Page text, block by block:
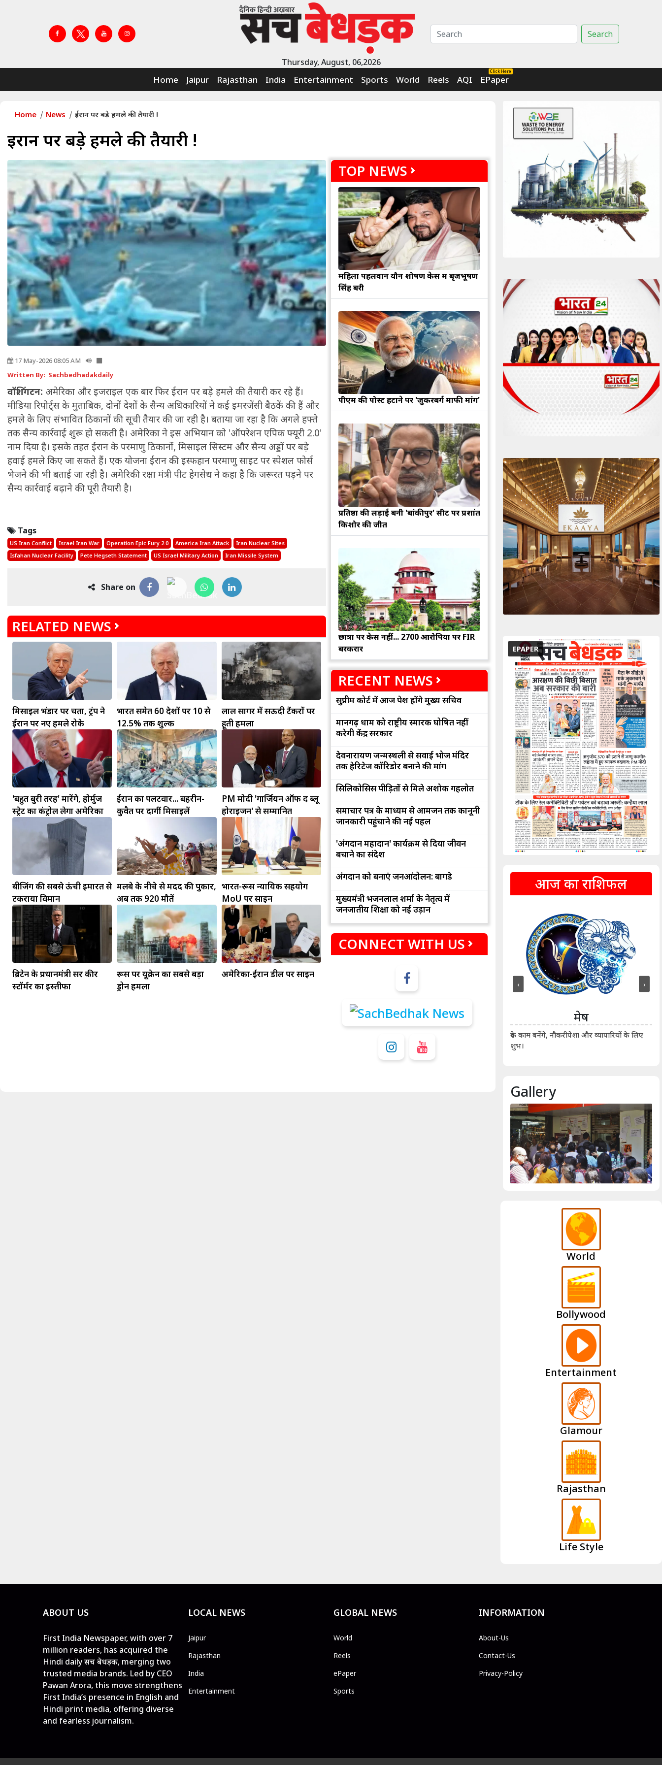
Thursday, August, 06,2026
Search
Home Jaipur Rajasthan India Entertainment Sports World Reels AQI
Click Here
EPaper
Home News ईरान पर बड़े हमले की तैयारी !
ईरान पर बड़े हमले की तैयारी !
17 May-2026 08:05 AM
Written By: Sachbedhadakdaily
वॉशिंगटन: अमेरिका और इजराइल एक बार फिर ईरान पर बड़े हमले की तैयारी कर रहे हैं।
मीडिया रिपोर्ट्स के मुताबिक, दोनों देशों के सैन्य अधिकारियों ने कई इमरजेंसी बैठकें की हैं और
हमले के लिए संभावित ठिकानों की सूची तैयार की जा रही है। बताया जा रहा है कि अगले हफ्ते
तक सैन्य कार्रवाई शुरू हो सकती है। अमेरिका ने इस अभियान को 'ऑपरेशन एपिक फ्यूरी 2.0'
नाम दिया है। इसके तहत ईरान के परमाणु ठिकानों, मिसाइल सिस्टम और सैन्य अड्डों पर बड़े
हवाई हमले किए जा सकते हैं। एक योजना ईरान की इस्फहान परमाणु साइट पर स्पेशल फोर्स
भेजने की भी बताई जा रही है। अमेरिकी रक्षा मंत्री पीट हेगसेथ ने कहा है कि जरूरत पड़ने पर
सैन्य कार्रवाई बढ़ाने की पूरी तैयारी है।
Tags
US Iran Conflict Israel Iran War Operation Epic Fury 2.0 America Iran Attack
Iran Nuclear Sites
Isfahan Nuclear Facility
Pete Hegseth Statement US Israel Military Action Iran Missile System
Share on
RELATED NEWS
मिसाइल भंडार पर चिंता, ट्रंप ने
ईरान पर नए हमले रोके
भारत समेत 60 देशों पर 10 से
12.5% तक शुल्क
लाल सागर में सऊदी टैंकरों पर
हूती हमला
'बहुत बुरी तरह' मारेंगे, होर्मुज
स्ट्रेट का कंट्रोल लेगा अमेरिका
ईरान का पलटवार... बहरीन-
कुवैत पर दागीं मिसाइलें
PM मोदी 'गार्जियन ऑफ द ब्लू
होराइजन' से सम्मानित
बीजिंग की सबसे ऊंची इमारत से
टकराया विमान
मलबे के नीचे से मदद की पुकार,
अब तक 920 मौतें
भारत-रूस न्यायिक सहयोग
MoU पर साइन
ब्रिटेन के प्रधानमंत्री सर कीर
स्टॉर्मर का इस्तीफा
रूस पर यूक्रेन का सबसे बड़ा
ड्रोन हमला
अमेरिका-ईरान डील पर साइन
TOP NEWS
महिला पहलवान यौन शोषण केस में बृजभूषण
सिंह बरी
पीएम की पोस्ट हटाने पर 'जुकरबर्ग माफी मांगें'
प्रतिष्ठा की लड़ाई बनी 'बांकीपुर' सीट पर प्रशांत
किशोर की जीत
छात्रों पर केस नहीं... 2700 आरोपियों पर FIR
बरकरार
RECENT NEWS
सुप्रीम कोर्ट में आज पेश होंगे मुख्य सचिव
मानगढ़ धाम को राष्ट्रीय स्मारक घोषित नहीं
करेगी केंद्र सरकार
देवनारायण जन्मस्थली से सवाई भोज मंदिर
तक हेरिटेज कॉरिडोर बनाने की मांग
सिलिकोसिस पीड़ितों से मिले अशोक गहलोत
समाचार पत्र के माध्यम से आमजन तक कानूनी
जानकारी पहुंचाने की नई पहल
'अंगदान महादान' कार्यक्रम से दिया जीवन
बचाने का संदेश
अंगदान को बनाएं जनआंदोलन: बागडे
मुख्यमंत्री भजनलाल शर्मा के नेतृत्व में
जनजातीय शिक्षा को नई उड़ान
CONNECT WITH US
EPAPER
आज का राशिफल
धनलाभ के अवसरों में वृद्धि के साथ अपनी योजनाओंसंभलकर रहे, जल्दबाजी नहीं दिखाए। कानूनी वाद-
विवादों से बचे।
मेष
रुके काम बनेंगे, नौकरीपेशा और व्यापारियों के लिए
शुभ।
‹ ›
Gallery
World
Bollywood
Entertainment
Glamour
Rajasthan
Life Style
ABOUT US
First India Newspaper, with over 7
million readers, has acquired the
Hindi daily सच बेधड़क, merging two
trusted media brands. Led by CEO
Pawan Arora, this move strengthens
First India’s presence in English and
Hindi print media, offering diverse
and fearless journalism.
LOCAL NEWS
Jaipur
Rajasthan
India
Entertainment
GLOBAL NEWS
World
Reels
ePaper
Sports
INFORMATION
About-Us
Contact-Us
Privacy-Policy